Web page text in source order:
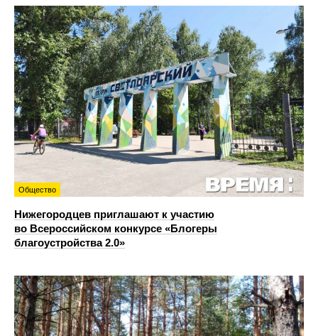
Общество
Нижегородцев приглашают к участию
во Всероссийском конкурсе «Блогеры
благоустройства 2.0»